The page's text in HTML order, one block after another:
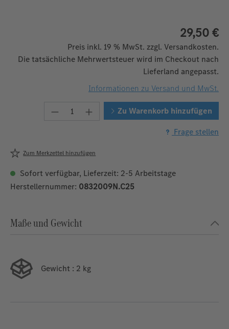
29,50 €
Preis inkl. 19 % MwSt. zzgl. Versandkosten.
Die tatsächliche Mehrwertsteuer wird im Checkout nach
Lieferland angepasst.
Informationen zu Versand und MwSt.
Produkt Anzahl: Gib den
Zu Warenkorb hinzufügen
Frage stellen
Zum Merkzettel hinzufügen
Sofort verfügbar, Lieferzeit: 2-5 Arbeitstage
Herstellernummer: 0832009N.C25
Maße und Gewicht
Gewicht : 2 kg